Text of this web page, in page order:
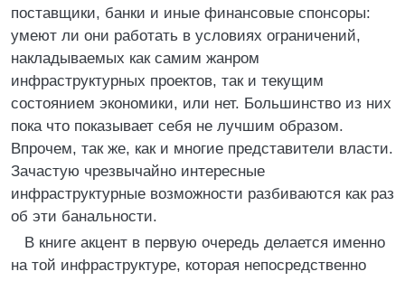
поставщики, банки и иные финансовые спонсоры:
умеют ли они работать в условиях ограничений,
накладываемых как самим жанром
инфраструктурных проектов, так и текущим
состоянием экономики, или нет. Большинство из них
пока что показывает себя не лучшим образом.
Впрочем, так же, как и многие представители власти.
Зачастую чрезвычайно интересные
инфраструктурные возможности разбиваются как раз
об эти банальности.
В книге акцент в первую очередь делается именно
на той инфраструктуре, которая непосредственно